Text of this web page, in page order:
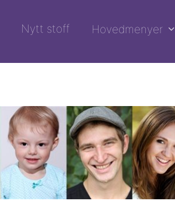
Nytt stoff Hovedmenyer